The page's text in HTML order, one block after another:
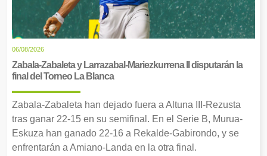
06/08/2026
Zabala-Zabaleta y Larrazabal-Mariezkurrena II disputarán la
final del Torneo La Blanca
Zabala-Zabaleta han dejado fuera a Altuna III-Rezusta
tras ganar 22-15 en su semifinal. En el Serie B, Murua-
Eskuza han ganado 22-16 a Rekalde-Gabirondo, y se
enfrentarán a Amiano-Landa en la otra final.